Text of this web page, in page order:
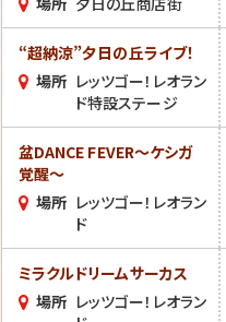
“超納涼”夕日の丘ライブ！
場所 レッツゴー！レオラン
ド特設ステージ
盆DANCE FEVER～ケシガ
覚醒～
場所 レッツゴー！レオラン
ド
ミラクルドリームサーカス
場所 レッツゴー！レオラン